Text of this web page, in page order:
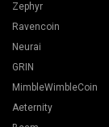
Zephyr
Ravencoin
Neurai
GRIN
MimbleWimbleCoin
Aeternity